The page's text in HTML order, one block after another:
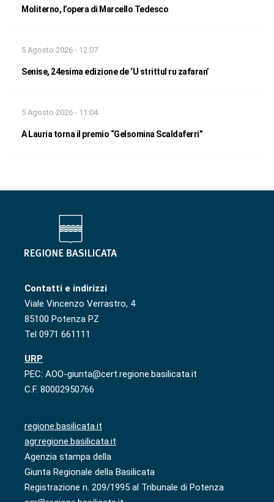
Moliterno, l’opera di Marcello Tedesco
5 Agosto 2026 - 12:07
Senise, 24esima edizione de ‘U strittul ru zafaran’
5 Agosto 2026 - 11:04
A Lauria torna il premio “Gelsomina Scaldaferri”
Contatti e indirizzi
Viale Vincenzo Verrastro, 4
85100 Potenza PZ
Tel 0971 661111
URP
PEC: AOO-giunta@cert.regione.basilicata.it
C.F. 80002950766
regione.basilicata.it
agr.regione.basilicata.it
Agenzia stampa della
Giunta Regionale della Basilicata
Registrazione n. 209/1995 al Tribunale di Potenza